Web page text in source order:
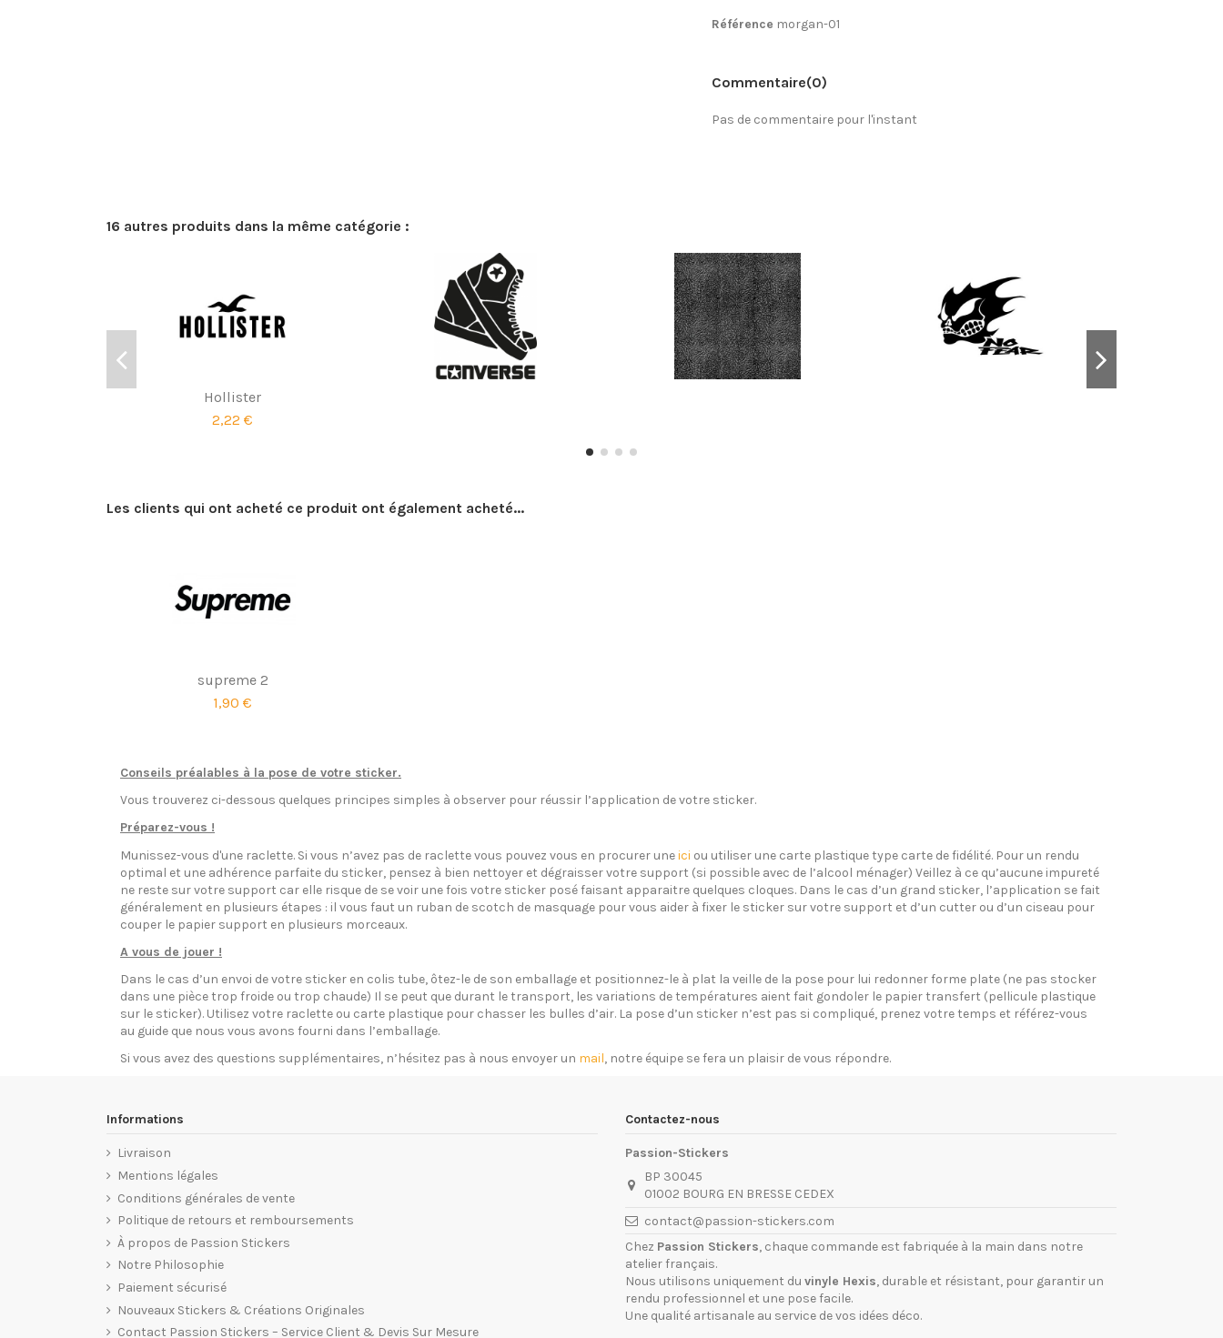
Référence morgan-01
Commentaire(0)
Pas de commentaire pour l'instant
16 autres produits dans la même catégorie :
Hollister
2,22 €
Les clients qui ont acheté ce produit ont également acheté...
supreme 2
1,90 €
Conseils préalables à la pose de votre sticker.
Vous trouverez ci-dessous quelques principes simples à observer pour réussir l’application de votre sticker.
Préparez-vous !
Munissez-vous d'une raclette. Si vous n’avez pas de raclette vous pouvez vous en procurer uneici ou utiliser une carte plastique type carte de fidélité. Pour un rendu
optimal et une adhérence parfaite du sticker, pensez à bien nettoyer et dégraisser votre support (si possible avec de l’alcool ménager) Veillez à ce qu’aucune impureté
ne reste sur votre support car elle risque de se voir une fois votre sticker posé faisant apparaitre quelques cloques. Dans le cas d’un grand sticker, l’application se fait
généralement en plusieurs étapes : il vous faut un ruban de scotch de masquage pour vous aider à fixer le sticker sur votre support et d’un cutter ou d’un ciseau pour
couper le papier support en plusieurs morceaux.
A vous de jouer !
Dans le cas d’un envoi de votre sticker en colis tube, ôtez-le de son emballage et positionnez-le à plat la veille de la pose pour lui redonner forme plate (ne pas stocker
dans une pièce trop froide ou trop chaude) Il se peut que durant le transport, les variations de températures aient fait gondoler le papier transfert (pellicule plastique
sur le sticker). Utilisez votre raclette ou carte plastique pour chasser les bulles d’air. La pose d’un sticker n’est pas si compliqué, prenez votre temps et référez-vous
au guide que nous vous avons fourni dans l’emballage.
Si vous avez des questions supplémentaires, n’hésitez pas à nous envoyer un mail, notre équipe se fera un plaisir de vous répondre.
Informations
Livraison
Mentions légales
Conditions générales de vente
Politique de retours et remboursements
À propos de Passion Stickers
Notre Philosophie
Paiement sécurisé
Nouveaux Stickers & Créations Originales
Contact Passion Stickers – Service Client & Devis Sur Mesure
Contactez-nous
Passion-Stickers
BP 30045
01002 BOURG EN BRESSE CEDEX
contact@passion-stickers.com
Chez Passion Stickers, chaque commande est fabriquée à la main dans notre
atelier français.
Nous utilisons uniquement du vinyle Hexis, durable et résistant, pour garantir un
rendu professionnel et une pose facile.
Une qualité artisanale au service de vos idées déco.